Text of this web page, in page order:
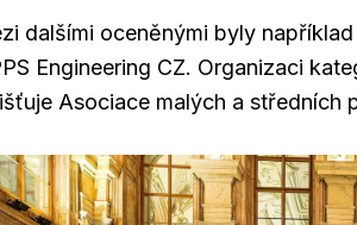
dalšími oceněnými byly
Engineering CZ. Organizaci
Asociace malých a středních